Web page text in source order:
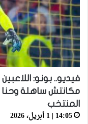
فيديو.. بونو:
مكانتش ساهلة وحنا
المنتخب
14:05 | 1 أبريل، 2026